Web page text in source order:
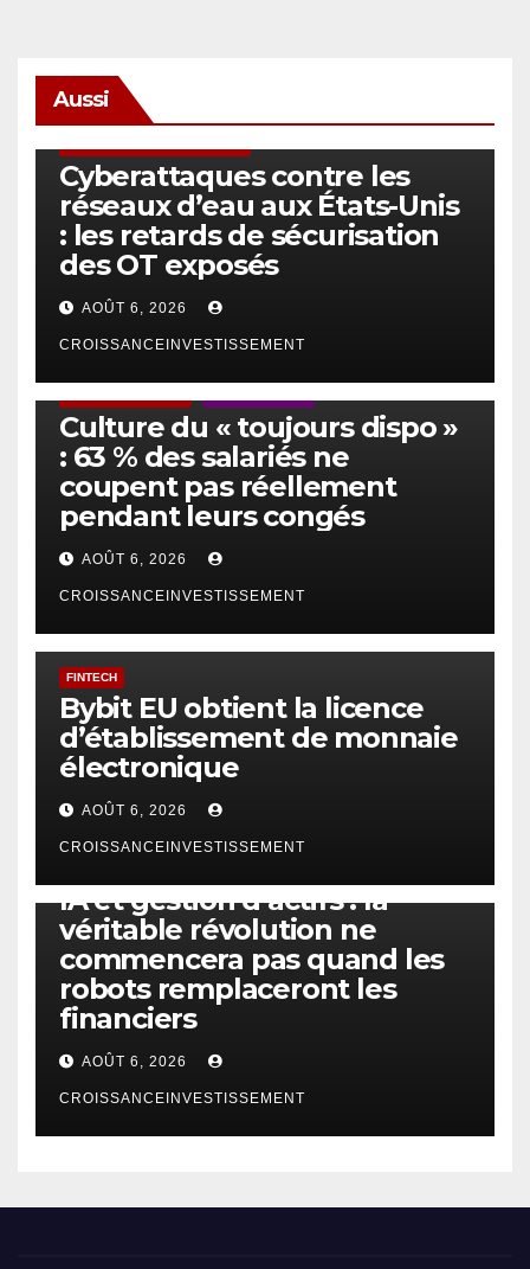
Aussi
Cyberattaques contre les
réseaux d’eau aux États-Unis
: les retards de sécurisation
des OT exposés
AOÛT 6, 2026
CROISSANCEINVESTISSEMENT
Culture du « toujours dispo »
: 63 % des salariés ne
coupent pas réellement
pendant leurs congés
AOÛT 6, 2026
CROISSANCEINVESTISSEMENT
FINTECH
Bybit EU obtient la licence
d’établissement de monnaie
électronique
AOÛT 6, 2026
CROISSANCEINVESTISSEMENT
IA et gestion d’actifs : la
véritable révolution ne
commencera pas quand les
robots remplaceront les
financiers
AOÛT 6, 2026
CROISSANCEINVESTISSEMENT